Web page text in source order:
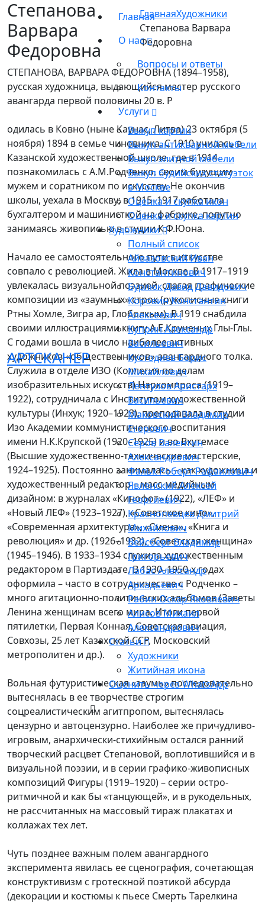
АРТСКАНЕР
Главная
О нас
Вопросы и ответы
Контакты
Услуги
Выкуп картин
Выкуп антикварной мебели
Выкуп элитной мебели
Выкуп будийских статуэток
в Москве
Оценка и скупка икон
Оценка и скупка картин
Художники
Полный список
Айвазовский Иван
Константинович
Бурлюк Давид Давидович
Коровин Константин
Алексеевич
Куприн Александр
Васильевич
Кустодиев Борис
Михайлович
Лентулов Аристарх
Васильевич
Маковский Владимир
Егорович
Серов Валентин
Александрович
Фальк Роберт Рафаилович
Явленский Алексей
Георгиевич
Краснопевцев Дмитрий
Михайлович
Вейсберг Владимир
Григорьевич
Лабас Александр
Аркадьевич
Рабин Оскар Яковлевич
Алисов Михаил
Александрович
Статьи
Художники
Житийная икона
Оценить через WhatsApp
Степанова
Варвара
Федоровна
ГлавнаяХудожники
Степанова Варвара
Федоровна
СТЕПАНОВА, ВАРВАРА ФЕДОРОВНА (1894–1958),
русская художница, выдающийся мастер русского
авангарда первой половины 20 в. Р
одилась в Ковно (ныне Каунас, Литва) 23 октября (5
ноября) 1894 в семье чиновника. С 1910 училась в
Казанской художественной школе, где в 1914
познакомилась с А.М.Родченко, своим будущим
мужем и соратником по искусству. Не окончив
школы, уехала в Москву; в 1915–1917 работала
бухгалтером и машинисткой на фабрике, попутно
занимаясь живописью в студии К.Ф.Юона.
Начало ее самостоятельного пути в искусстве
совпало с революцией. Жила в Москве. В 1917–1919
увлекалась визуальной поэзией, слагая графические
композиции из «заумных» строк (рукописные книги
Ртны Хомле, Зигра ар, Глоболкым). В 1919 снабдила
своими иллюстрациями книгу А.Е.Крученых Глы-Глы.
С годами вошла в число наиболее активных
художников-«общественников» авангардного толка.
Служила в отделе ИЗО (Коллегия по делам
изобразительных искусств) Наркомпроса (1919–
1922), сотрудничала с Институтом художественной
культуры (Инхук; 1920–1923), преподавала в студии
Изо Академии коммунистического воспитания
имени Н.К.Крупской (1920–1925) и во Вхутемасе
(Высшие художественно-технические мастерские,
1924–1925). Постоянно занималась – как художница и
художественный редактор – масс-медийным
дизайном: в журналах «Кинофот» (1922), «ЛЕФ» и
«Новый ЛЕФ» (1923–1927), «Советское кино»,
«Современная архитектура», «Смена», «Книга и
революция» и др. (1926–1932), «Советская женщина»
(1945–1946). В 1933–1934 служила художественным
редактором в Партиздате. В 1930–1950-х годах
оформила – часто в сотрудничестве с Родченко –
много агитационно-политических альбомов (Заветы
Ленина женщинам всего мира, Итоги первой
пятилетки, Первая Конная, Советская авиация,
Совхозы, 25 лет Казахской ССР, Московский
метрополитен и др.).
Вольная футуристическая «заумь» последовательно
вытеснялась в ее творчестве строгим
соцреалистическим агитпропом, вытеснялась
цензурно и автоцензурно. Наиболее же причудливо-
игровым, анархически-стихийным остался ранний
творческий расцвет Степановой, воплотившийся и в
визуальной поэзии, и в серии графико-живописных
композиций Фигуры (1919–1920) – серии остро-
ритмичной и как бы «танцующей», и в рукодельных,
не рассчитанных на массовый тираж плакатах и
коллажах тех лет.
Чуть позднее важным полем авангардного
эксперимента явилась ее сценография, сочетающая
конструктивизм с гротескной поэтикой абсурда
(декорации и костюмы к пьесе Смерть Тарелкина